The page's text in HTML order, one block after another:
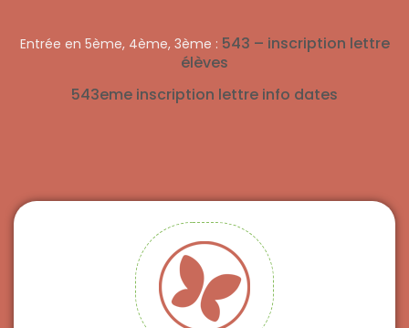
Entrée en 5ème, 4ème, 3ème : 543 – inscription lettre
élèves
543eme inscription lettre info dates